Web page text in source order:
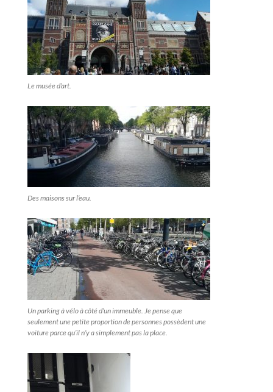
Le musée d’art.
Des maisons sur l’eau.
Un parking à vélo à côté d’un immeuble. Je pense que
seulement une petite proportion de personnes possèdent une
voiture parce qu’il n’y a simplement pas la place.